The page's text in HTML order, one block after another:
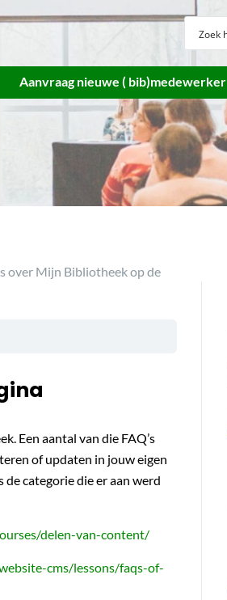
Aanvraag nieuwe ( bib)medewerker
over Mijn Bibliotheek op de
Een aantal van die FAQ’s
of updaten in jouw eigen
de categorie die er aan werd
delen-van-content/
cms/lessons/faqs-of-